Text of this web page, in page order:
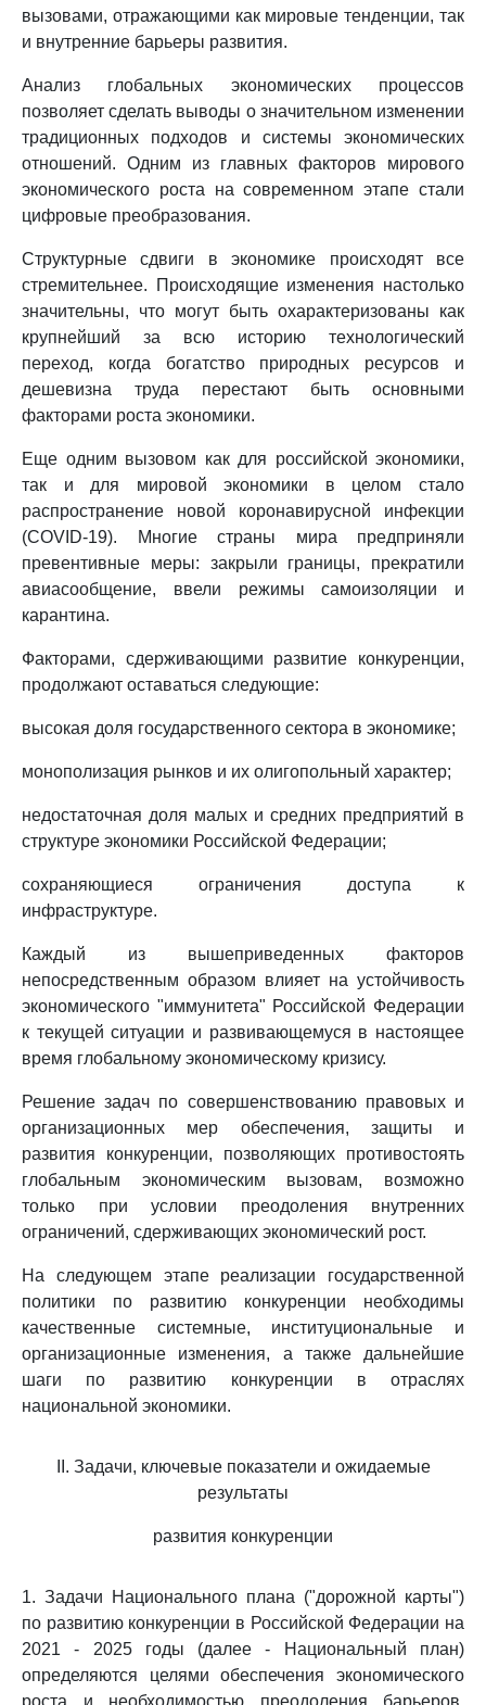
вызовами, отражающими как мировые тенденции, так
и внутренние барьеры развития.
Анализ глобальных экономических процессов
позволяет сделать выводы о значительном изменении
традиционных подходов и системы экономических
отношений. Одним из главных факторов мирового
экономического роста на современном этапе стали
цифровые преобразования.
Структурные сдвиги в экономике происходят все
стремительнее. Происходящие изменения настолько
значительны, что могут быть охарактеризованы как
крупнейший за всю историю технологический
переход, когда богатство природных ресурсов и
дешевизна труда перестают быть основными
факторами роста экономики.
Еще одним вызовом как для российской экономики,
так и для мировой экономики в целом стало
распространение новой коронавирусной инфекции
(COVID-19). Многие страны мира предприняли
превентивные меры: закрыли границы, прекратили
авиасообщение, ввели режимы самоизоляции и
карантина.
Факторами, сдерживающими развитие конкуренции,
продолжают оставаться следующие:
высокая доля государственного сектора в экономике;
монополизация рынков и их олигопольный характер;
недостаточная доля малых и средних предприятий в
структуре экономики Российской Федерации;
сохраняющиеся ограничения доступа к
инфраструктуре.
Каждый из вышеприведенных факторов
непосредственным образом влияет на устойчивость
экономического "иммунитета" Российской Федерации
к текущей ситуации и развивающемуся в настоящее
время глобальному экономическому кризису.
Решение задач по совершенствованию правовых и
организационных мер обеспечения, защиты и
развития конкуренции, позволяющих противостоять
глобальным экономическим вызовам, возможно
только при условии преодоления внутренних
ограничений, сдерживающих экономический рост.
На следующем этапе реализации государственной
политики по развитию конкуренции необходимы
качественные системные, институциональные и
организационные изменения, а также дальнейшие
шаги по развитию конкуренции в отраслях
национальной экономики.
II. Задачи, ключевые показатели и ожидаемые
результаты
развития конкуренции
1. Задачи Национального плана ("дорожной карты")
по развитию конкуренции в Российской Федерации на
2021 - 2025 годы (далее - Национальный план)
определяются целями обеспечения экономического
роста и необходимостью преодоления барьеров,